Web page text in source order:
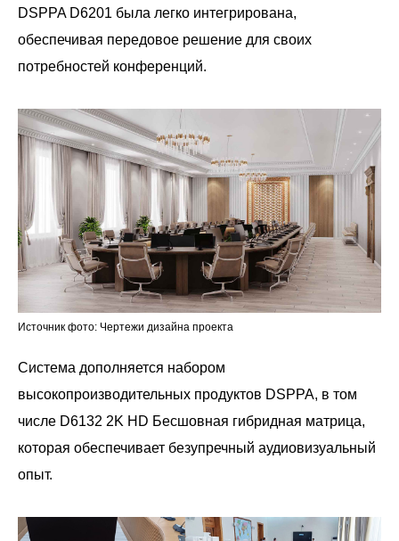
DSPPA D6201 была легко интегрирована,
обеспечивая передовое решение для своих
потребностей конференций.
Источник фото: Чертежи дизайна проекта
Система дополняется набором
высокопроизводительных продуктов DSPPA, в том
числе D6132 2K HD Бесшовная гибридная матрица,
которая обеспечивает безупречный аудиовизуальный
опыт.